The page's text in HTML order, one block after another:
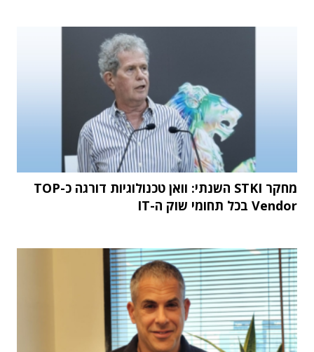
מחקר STKI השנתי: וואן טכנולוגיות דורגה כ-TOP
Vendor בכל תחומי שוק ה-IT